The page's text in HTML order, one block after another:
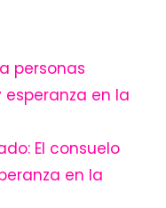
personas
en la
El consuelo
en la